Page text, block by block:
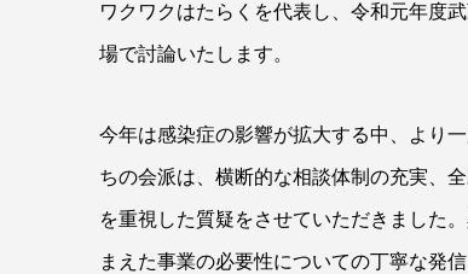
ワクワクはたらくを代表し、令和元年度
場で討論いたします。
今年は感染症の影響が拡大する中、より
ちの会派は、横断的な相談体制の充実、
を重視した質疑をさせていただきました
まえた事業の必要性についての丁寧な発